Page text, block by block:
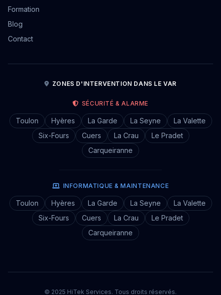
Formation
Blog
Contact
ZONES D'INTERVENTION DANS LE VAR
SÉCURITÉ & ALARME
Toulon Hyères La Garde La Seyne
La Valette
Six-Fours
Cuers La Crau
Le Pradet
Carqueiranne
INFORMATIQUE & MAINTENANCE
Toulon Hyères La Garde La Seyne
La Valette
Six-Fours
Cuers La Crau
Le Pradet
Carqueiranne
© 2025 HiTek Services. Tous droits réservés.